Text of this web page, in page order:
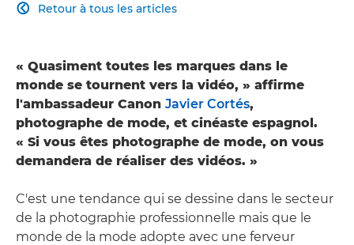
Retour à tous les articles

« Quasiment toutes les marques dans le
monde se tournent vers la vidéo, » affirme
l'ambassadeur Canon Javier Cortés,
photographe de mode, et cinéaste espagnol.
« Si vous êtes photographe de mode, on vous
demandera de réaliser des vidéos. »
C'est une tendance qui se dessine dans le secteur
de la photographie professionnelle mais que le
monde de la mode adopte avec une ferveur